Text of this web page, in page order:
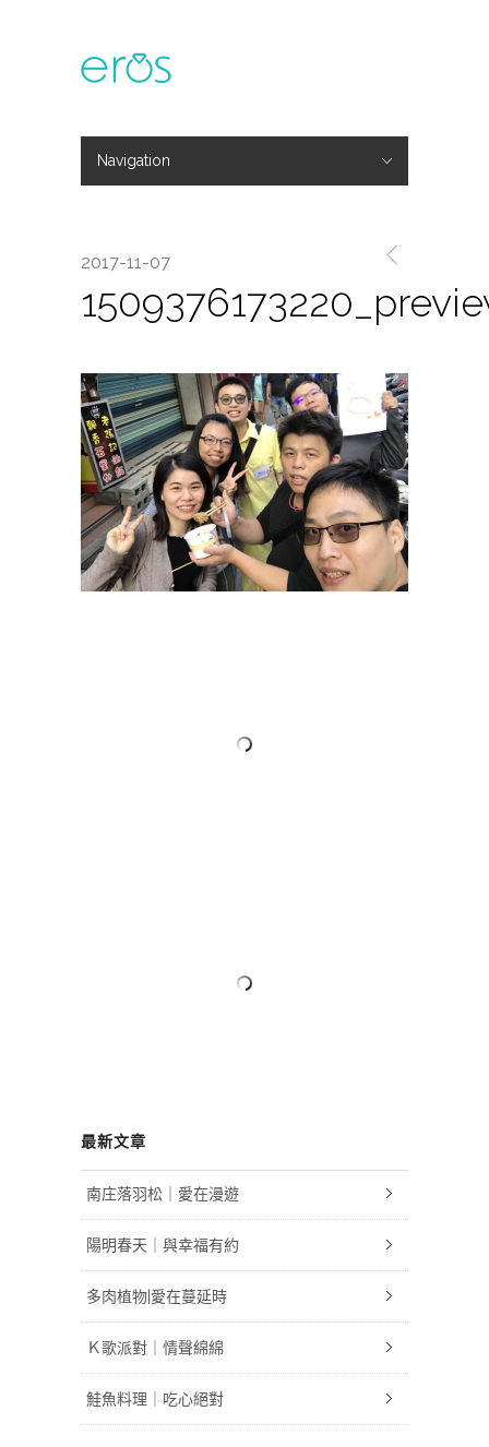
Navigation
2017-11-07
最新文章
南庄落羽松｜愛在漫遊
陽明春天｜與幸福有約
多肉植物|愛在蔓延時
Ｋ歌派對｜情聲綿綿
鮭魚料理｜吃心絕對